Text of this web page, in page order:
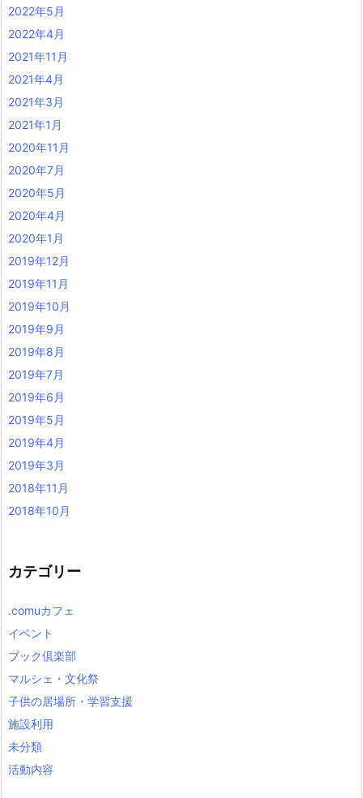
2022年5月
2022年4月
2021年11月
2021年4月
2021年3月
2021年1月
2020年11月
2020年7月
2020年5月
2020年4月
2020年1月
2019年12月
2019年11月
2019年10月
2019年9月
2019年8月
2019年7月
2019年6月
2019年5月
2019年4月
2019年3月
2018年11月
2018年10月
カテゴリー
.comuカフェ
イベント
ブック倶楽部
マルシェ・文化祭
子供の居場所・学習支援
施設利用
未分類
活動内容